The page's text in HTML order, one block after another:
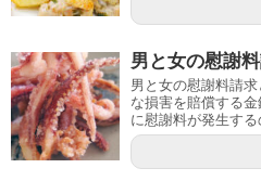
男と女の慰謝
男と女の慰謝料請
な損害を賠償する
に慰謝料が発生す